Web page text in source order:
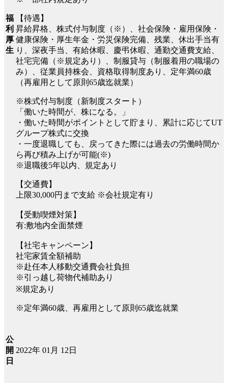
福
利
厚
生
【待遇】
昇給昇格、株式付与制度（※）、社会保険・雇用保険・
健康保険・厚生年金・労災保険完備、残業、休出手当有
り、深夜手当、有給休暇、慶弔休暇、通勤交通費支給、
社宅完備（※規定あり）、制服貸与（制服着用の職場の
み）、従業員持株会、資格取得制度あり、定年満60歳
（再雇用として原則65歳迄就業）
※株式付与制度（新制度スタート）
「働いた時間が、株になる。」
・働いた時間がポイントとして貯まり、累計に応じてUT
グループ株式に交換
・一度退職しても、戻ってきた際には過去の労働時間か
ら再び積み上げが可能(※)
※退職後5年以内、規定あり
【交通費】
上限30,000円まで支給 ※会社規定有り
【受動喫煙対策】
有:敷地内全面禁煙
【社宅キャンペーン】
社宅家賃全額補助
※赴任本人移動交通費会社負担
※引っ越し荷物代補助あり
※規定あり
※定年満60歳、再雇用として原則65歳迄就業
公
開
日
2022年 01月 12日